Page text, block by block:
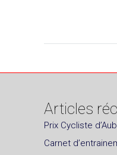
Articles
Prix Cycliste
Carnet